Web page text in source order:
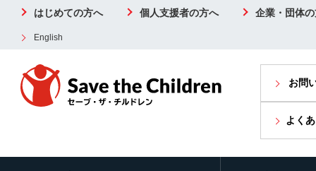
はじめての方へ 個人支援者の方へ 企業・団体
English
お問
よく